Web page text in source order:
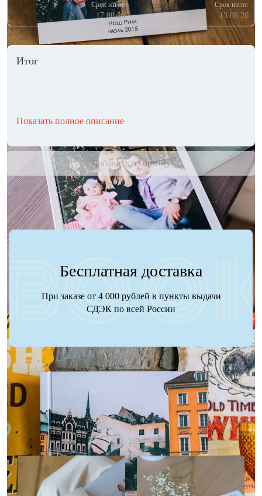
Срок изгот.
17.08.26
Срок изгот.
13.08.26
Итог
Показать полное описание
Добавить в корзину
Бесплатная доставка
При заказе от 4 000 рублей в пункты выдачи
СДЭК по всей России
Наше портфолио